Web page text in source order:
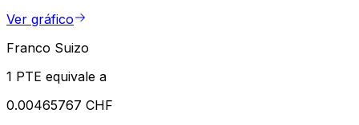
Ver gráfico
Franco Suizo
1 PTE equivale a
0.00465767 CHF